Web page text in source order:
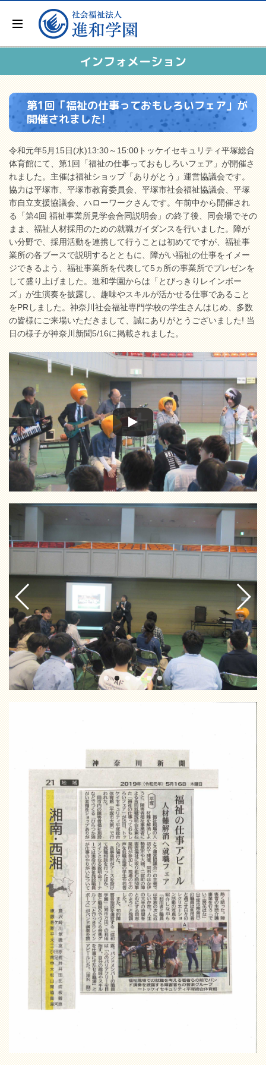
インフォメーション
第1回「福祉の仕事っておもしろいフェア」が
開催されました!
令和元年5月15日(水)13:30～15:00トッケイセキュリティ平塚総合
体育館にて、第1回「福祉の仕事っておもしろいフェア」が開催さ
れました。主催は福祉ショップ「ありがとう」運営協議会です。
協力は平塚市、平塚市教育委員会、平塚市社会福祉協議会、平塚
市自立支援協議会、ハローワークさんです。午前中から開催され
る「第4回 福祉事業所見学会合同説明会」の終了後、同会場でその
まま、福祉人材採用のための就職ガイダンスを行いました。障が
い分野で、採用活動を連携して行うことは初めてですが、福祉事
業所の各ブースで説明するとともに、障がい福祉の仕事をイメー
ジできるよう、福祉事業所を代表して5ヵ所の事業所でプレゼンを
して盛り上げました。進和学園からは「とびっきりレインボー
ズ」が生演奏を披露し、趣味やスキルが活かせる仕事であること
をPRしました。神奈川社会福祉専門学校の学生さんはじめ、多数
の皆様にご来場いただきまして、誠にありがとうございました! 当
日の様子が神奈川新聞5/16に掲載されました。